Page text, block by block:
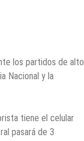
los partidos de alto
Nacional y la
tiene el celular
pasará de 3